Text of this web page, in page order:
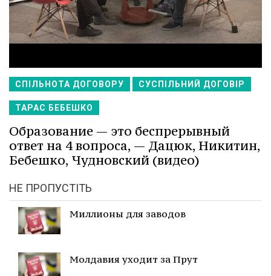
СПІЛЬНОТА ДОГОВОРУ СУСПІЛЬНИЙ ДОГОВІР
ТАРАС БЕБЕШКО
Образование — это беспрерывный
ответ на 4 вопроса, — Дацюк, Никитин,
Бебешко, Чудновский (видео)
НЕ ПРОПУСТІТЬ
Миллионы для заводов
Молдавия уходит за Прут